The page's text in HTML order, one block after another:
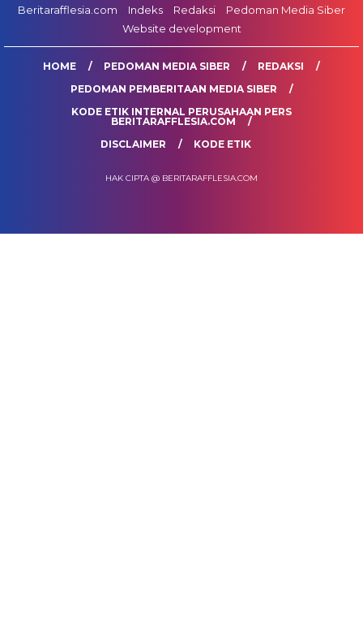
Beritarafflesia.com Indeks Redaksi
Pedoman Media Siber
Website development
HOME PEDOMAN MEDIA SIBER
REDAKSI
PEDOMAN PEMBERITAAN MEDIA SIBER
KODE ETIK INTERNAL PERUSAHAAN PERS
BERITARAFFLESIA.COM
DISCLAIMER
KODE ETIK
HAK CIPTA @ BERITARAFFLESIA.COM